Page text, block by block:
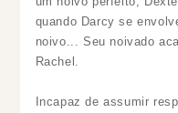
quando Darcy se
noivo... Seu noivado
Rachel.
Incapaz de assumir